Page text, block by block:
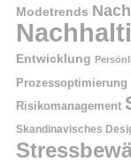
Modetrends
Entwicklung
Prozessoptimierung
Risikomanagement
Skandinavisches